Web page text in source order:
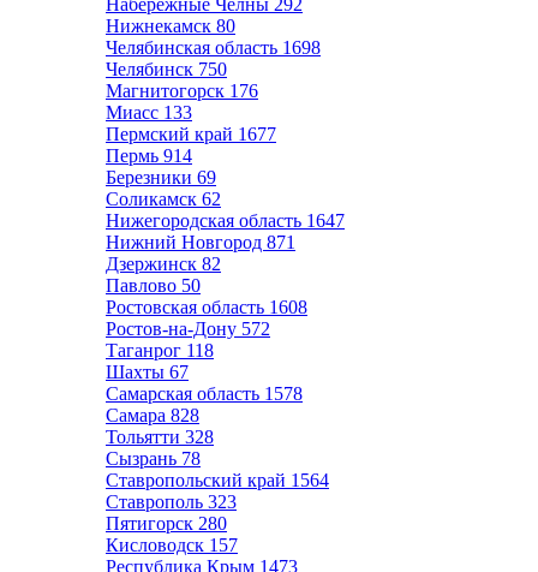
Набережные Челны 292
Нижнекамск 80
Челябинская область 1698
Челябинск 750
Магнитогорск 176
Миасс 133
Пермский край 1677
Пермь 914
Березники 69
Соликамск 62
Нижегородская область 1647
Нижний Новгород 871
Дзержинск 82
Павлово 50
Ростовская область 1608
Ростов-на-Дону 572
Таганрог 118
Шахты 67
Самарская область 1578
Самара 828
Тольятти 328
Сызрань 78
Ставропольский край 1564
Ставрополь 323
Пятигорск 280
Кисловодск 157
Республика Крым 1473